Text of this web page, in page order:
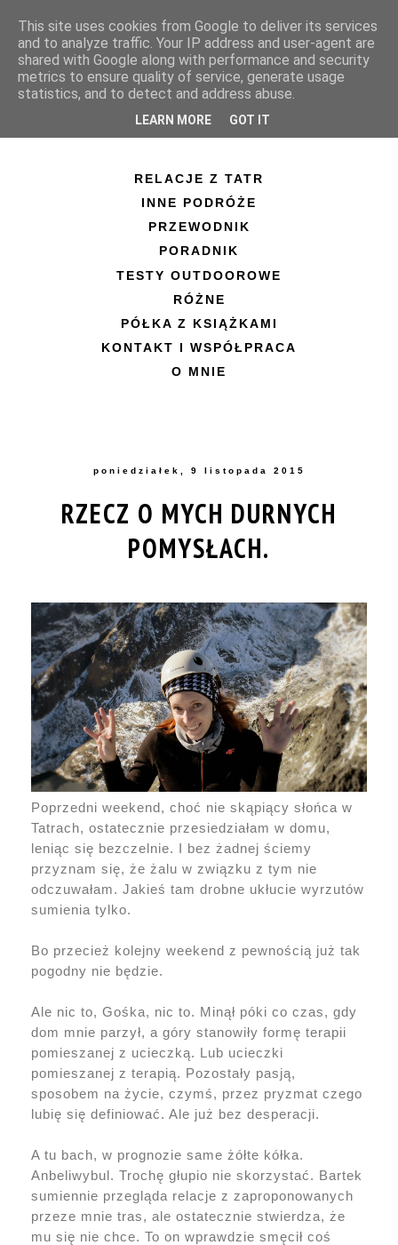
RELACJE Z TATR
INNE PODRÓŻE
PRZEWODNIK
PORADNIK
TESTY OUTDOOROWE
RÓŻNE
PÓŁKA Z KSIĄŻKAMI
KONTAKT I WSPÓŁPRACA
O MNIE
poniedziałek, 9 listopada 2015
RZECZ O MYCH DURNYCH
POMYSŁACH.
Poprzedni weekend, choć nie skąpiący słońca w
Tatrach, ostatecznie przesiedziałam w domu,
leniąc się bezczelnie. I bez żadnej ściemy
przyznam się, że żalu w związku z tym nie
odczuwałam. Jakieś tam drobne ukłucie wyrzutów
sumienia tylko.
Bo przecież kolejny weekend z pewnością już tak
pogodny nie będzie.
Ale nic to, Gośka, nic to. Minął póki co czas, gdy
dom mnie parzył, a góry stanowiły formę terapii
pomieszanej z ucieczką. Lub ucieczki
pomieszanej z terapią. Pozostały pasją,
sposobem na życie, czymś, przez pryzmat czego
lubię się definiować. Ale już bez desperacji.
A tu bach, w prognozie same żółte kółka.
Anbeliwybul. Trochę głupio nie skorzystać. Bartek
sumiennie przegląda relacje z zaproponowanych
przeze mnie tras, ale ostatecznie stwierdza, że
mu się nie chce. To on wprawdzie smęcił coś
This site uses cookies from Google to deliver its services
and to analyze traffic. Your IP address and user-agent are
shared with Google along with performance and security
metrics to ensure quality of service, generate usage
statistics, and to detect and address abuse.
LEARN MORE GOT IT